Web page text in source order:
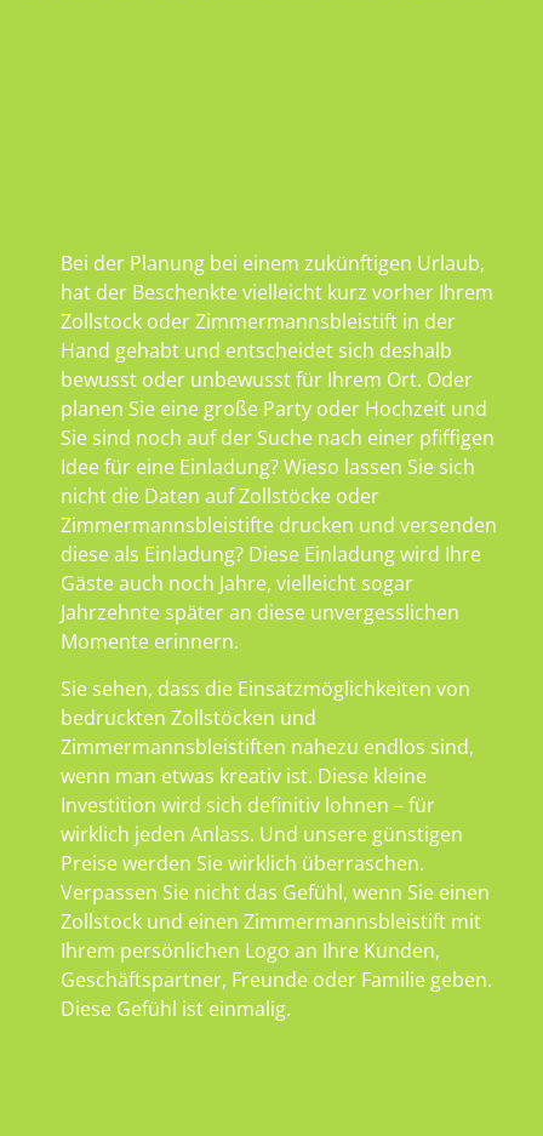
Bei der Planung bei einem zukünftigen Urlaub,
hat der Beschenkte vielleicht kurz vorher Ihrem
Zollstock oder Zimmermannsbleistift in der
Hand gehabt und entscheidet sich deshalb
bewusst oder unbewusst für Ihrem Ort. Oder
planen Sie eine große Party oder Hochzeit und
Sie sind noch auf der Suche nach einer pfiffigen
Idee für eine Einladung? Wieso lassen Sie sich
nicht die Daten auf Zollstöcke oder
Zimmermannsbleistifte drucken und versenden
diese als Einladung? Diese Einladung wird Ihre
Gäste auch noch Jahre, vielleicht sogar
Jahrzehnte später an diese unvergesslichen
Momente erinnern.
Sie sehen, dass die Einsatzmöglichkeiten von
bedruckten Zollstöcken und
Zimmermannsbleistiften nahezu endlos sind,
wenn man etwas kreativ ist. Diese kleine
Investition wird sich definitiv lohnen – für
wirklich jeden Anlass. Und unsere günstigen
Preise werden Sie wirklich überraschen.
Verpassen Sie nicht das Gefühl, wenn Sie einen
Zollstock und einen Zimmermannsbleistift mit
Ihrem persönlichen Logo an Ihre Kunden,
Geschäftspartner, Freunde oder Familie geben.
Diese Gefühl ist einmalig.